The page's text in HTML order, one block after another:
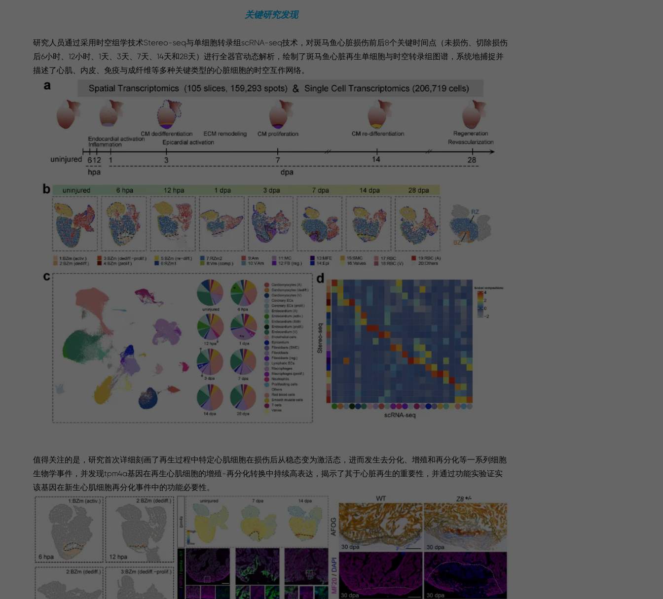
关键研究发现
研究人员通过采用时空组学技术Stereo-seq与单细胞转录组scRNA-seq技术，对斑马鱼心脏损伤前后8个关键时间点（未损伤、切除损伤
后6小时、12小时、1天、3天、7天、14天和28天）进行全器官动态解析，绘制了斑马鱼心脏再生单细胞与时空转录组图谱，系统地捕捉并
描述了心肌、内皮、免疫与成纤维等多种关键类型的心脏细胞的时空互作网络。
值得关注的是，研究首次详细刻画了再生过程中特定心肌细胞在损伤后从稳态变为激活态，进而发生去分化、增殖和再分化等一系列细胞
生物学事件，并发现tpm4a基因在再生心肌细胞的增殖-再分化转换中持续高表达，揭示了其于心脏再生的重要性，并通过功能实验证实
该基因在新生心肌细胞再分化事件中的功能必要性。